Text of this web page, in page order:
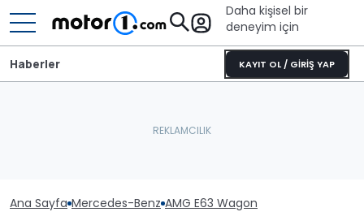
Daha kişisel bir
deneyim için
KAYIT OL / GİRİŞ YAP
Haberler
Ana Sayfa Mercedes-Benz AMG E63 Wagon